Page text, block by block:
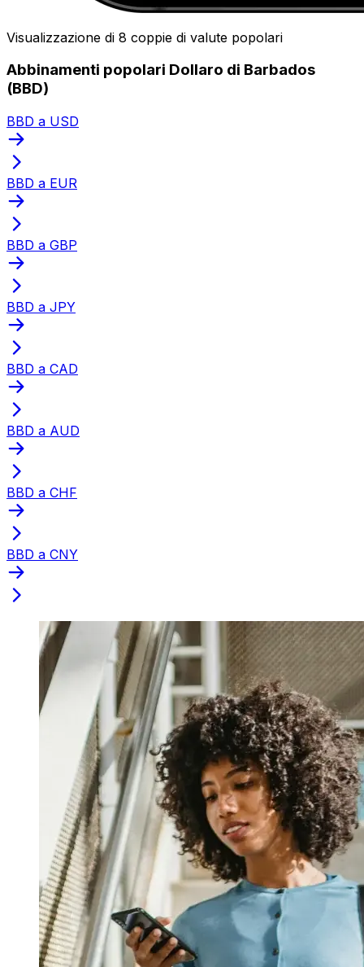
Visualizzazione di 8 coppie di valute popolari
Abbinamenti popolari Dollaro di Barbados
(BBD)
BBD a USD
BBD a EUR
BBD a GBP
BBD a JPY
BBD a CAD
BBD a AUD
BBD a CHF
BBD a CNY